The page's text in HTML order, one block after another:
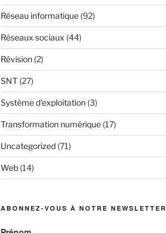
Réseau informatique(92)
Réseaux sociaux (44)
Révision(2)
SNT(27)
Système d'exploitation(3)
Transformation numérique(17)
Uncategorized(71)
Web(14)
ABONNEZ-VOUS À NOTRE NEWSLETTER